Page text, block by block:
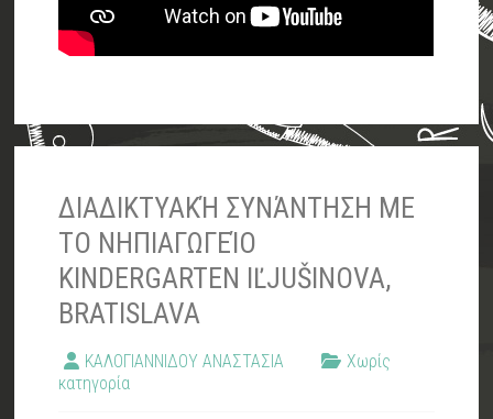
ΔΙΑΔΙΚΤΥΑΚΉ ΣΥΝΆΝΤΗΣΗ ΜΕ
ΤΟ ΝΗΠΙΑΓΩΓΕΊΟ
KINDERGARTEN IĽJUŠINOVA,
BRATISLAVA
ΚΑΛΟΓΙΑΝΝΙΔΟΥ ΑΝΑΣΤΑΣΙΑ
Χωρίς
κατηγορία